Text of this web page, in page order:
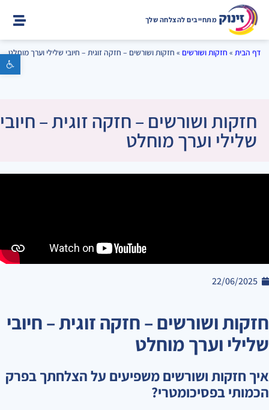
פתח סרגל נגישות
מתחייבים להצלחה שלך
דף הבית » חזקות ושורשים » חזקות ושורשים – חזקה זוגית – חיובי שלילי וערך מוחלט
חזקות ושורשים – חזקה זוגית – חיובי
שלילי וערך מוחלט
22/06/2025
חזקות ושורשים – חזקה זוגית – חיובי
שלילי וערך מוחלט
איך חזקות ושורשים משפיעים על הצלחתך בפרק
הכמותי בפסיכומטרי?